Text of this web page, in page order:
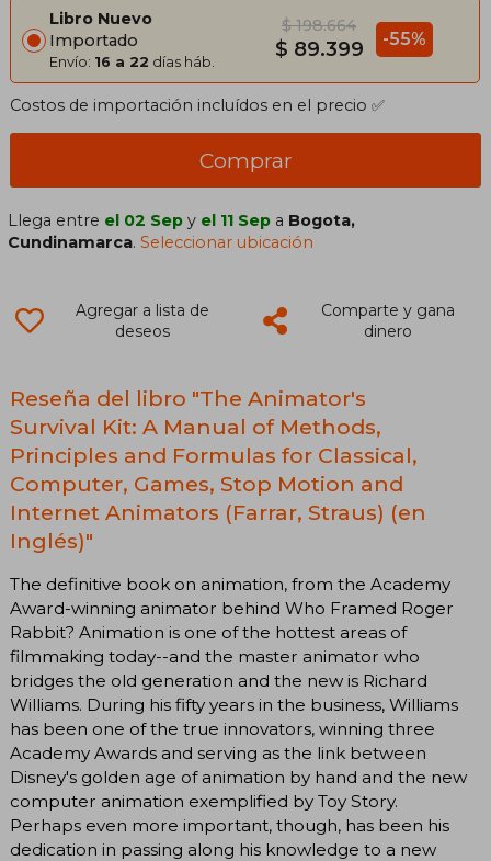
Libro Nuevo
Importado
Envío: 16 a 22 días háb.
$ 198.664
$ 89.399 -55%
Costos de importación incluídos en el precio ✅
Comprar
Llega entre el 02 Sep y el 11 Sep a Bogota,
Cundinamarca.Seleccionar ubicación
Agregar a lista de
deseos
Comparte y gana
dinero
Reseña del libro "The Animator's
Survival Kit: A Manual of Methods,
Principles and Formulas for Classical,
Computer, Games, Stop Motion and
Internet Animators (Farrar, Straus) (en
Inglés)"
The definitive book on animation, from the Academy
Award-winning animator behind Who Framed Roger
Rabbit? Animation is one of the hottest areas of
filmmaking today--and the master animator who
bridges the old generation and the new is Richard
Williams. During his fifty years in the business, Williams
has been one of the true innovators, winning three
Academy Awards and serving as the link between
Disney's golden age of animation by hand and the new
computer animation exemplified by Toy Story.
Perhaps even more important, though, has been his
dedication in passing along his knowledge to a new